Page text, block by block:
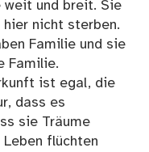
und breit. Sie
hier nicht sterben.
Familie und sie
Familie.
ist egal, die
dass es
sie Träume
flüchten